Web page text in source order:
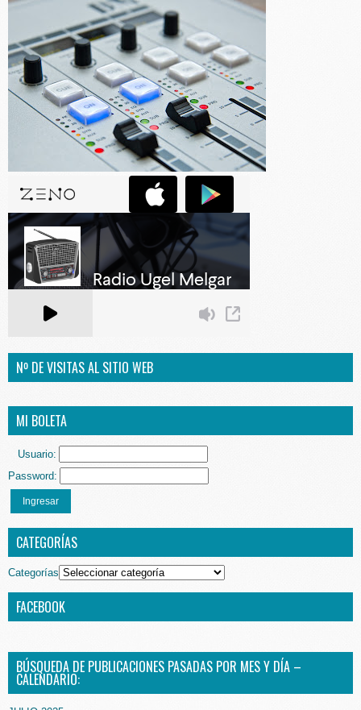
Nº DE VISITAS AL SITIO WEB
MI BOLETA
Usuario:
Password:
Ingresar
CATEGORÍAS
Categorías
FACEBOOK
BÚSQUEDA DE PUBLICACIONES PASADAS POR MES Y DÍA –
CALENDARIO: